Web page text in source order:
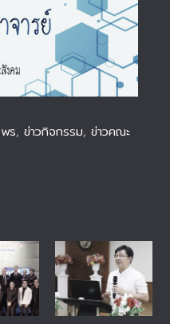
, ข่าวกิจกรรม, ข่าวคณะ